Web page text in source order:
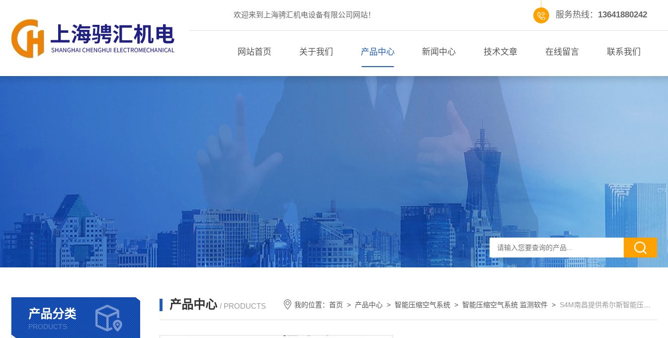
欢迎来到上海骋汇机电设备有限公司网站！ 服务热线： 13641880242
网站首页 关于我们 产品中心 新闻中心 技术文章 在线留言 联系我们
产品分类
PRODUCTS
产品中心 / PRODUCTS 我的位置：首页 > 产品中心 >智能压缩空气系统 >智能压缩空气系统 监测软件 > S4M南昌提供希尔斯智能压缩空气系统